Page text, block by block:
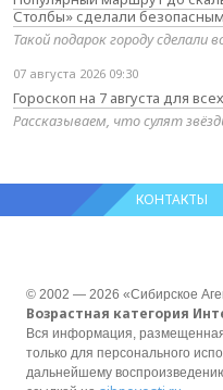
Столбы» сделали
Такой подарок городу
07 августа 2026 09:30
Гороскоп на 7 августа для
Рассказываем, что сулят
КОНТАКТЫ
© 2002 — 2026 «Сибирское
Возрастная категория
Вся информация,
только для персонального
дальнейшему